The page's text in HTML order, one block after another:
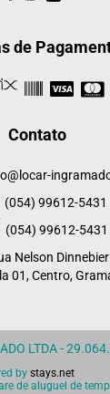
de
Contato
(054) 99612-5431
(054) 99612-5431
Nelson
01, Centro,
LTDA -
by stays.net
de aluguel de